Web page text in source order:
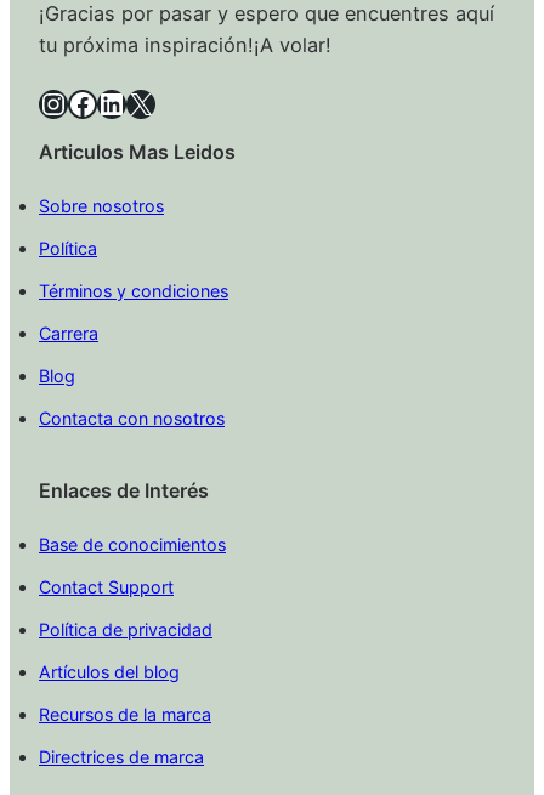
¡Gracias por pasar y espero que encuentres aquí
tu próxima inspiración!¡A volar!
InstagramFacebook LinkedIn X
Articulos Mas Leidos
Sobre nosotros
Política
Términos y condiciones
Carrera
Blog
Contacta con nosotros
Enlaces de Interés
Base de conocimientos
Contact Support
Política de privacidad
Artículos del blog
Recursos de la marca
Directrices de marca